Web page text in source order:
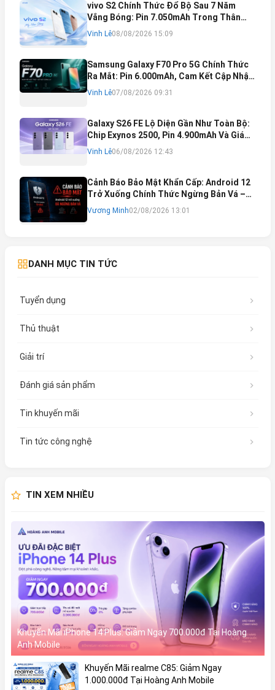
vivo S2 Chính Thức Đổ Bộ Sau 7 Năm
Vắng Bóng: Pin 7.050mAh Trong Thân
Máy Mỏng Nhẹ Khó Tin
Vinh Lê08/08/2026 15:09
Samsung Galaxy F70 Pro 5G Chính Thức
Ra Mắt: Pin 6.000mAh, Cam Kết Cập Nhật
Phần Mềm 6 Năm
Vinh Lê07/08/2026 09:31
Galaxy S26 FE Lộ Diện Gần Như Toàn Bộ:
Chip Exynos 2500, Pin 4.900mAh Và Giá
Bán Dự Kiến
Vinh Lê06/08/2026 12:43
Cảnh Báo Bảo Mật Khẩn Cấp: Android 12
Trở Xuống Chính Thức Ngừng Bản Vá –
Rủi Ro Mất Tài Khoản Ngân Hàng & Cách
Khắc Phục
Vương Minh02/08/2026 13:01
DANH MỤC TIN TỨC
Tuyển dụng
Thủ thuật
Giải trí
Đánh giá sản phẩm
Tin khuyến mãi
Tin tức công nghệ
TIN XEM NHIỀU
Khuyến Mãi iPhone 14 Plus: Giảm Ngay 700.000đ Tại Hoàng
Anh Mobile
Khuyến Mãi realme C85: Giảm Ngay
1.000.000đ Tại Hoàng Anh Mobile